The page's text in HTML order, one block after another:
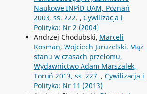
Naukowe INPiD UAM, Poznań
2003, ss. 222. , Cywilizacja i
Polityka: Nr 2 (2004)
Andrzej Chodubski, Marceli
Kosman, Wojciech Jaruzelski. Mąż
stanu w czasach przełomu,
Wydawnictwo Adam Marszalek,
Toruń 2013, ss. 227. , Cywilizacja i
Polityka: Nr 11 (2013)